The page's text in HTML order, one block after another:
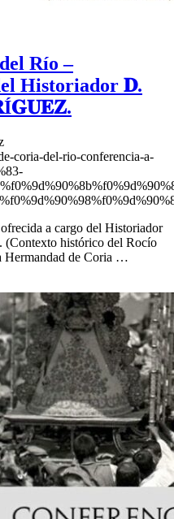
Río –
Historiador 𝐃.
coria-del-rio-conferencia-a-
a cargo del Historiador
histórico del Rocío
Hermandad de Coria …